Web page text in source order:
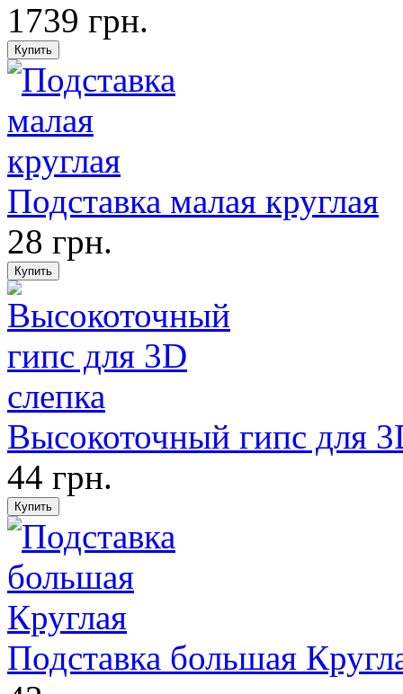
1739 грн.
Подставка малая круглая
28 грн.
Высокоточный гипс для
44 грн.
Подставка большая